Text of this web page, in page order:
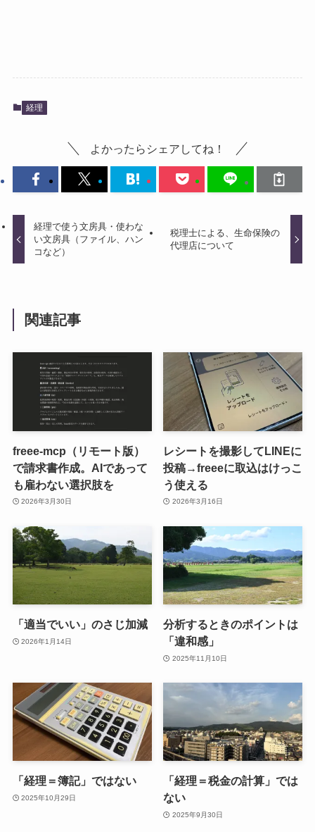
経理
よかったらシェアしてね！
経理で使う文房具・使わな
い文房具（ファイル、ハン
コなど）
税理士による、生命保険の
代理店について
関連記事
freee-mcp（リモート版）
で請求書作成。AIであって
も雇わない選択肢を
2026年3月30日
レシートを撮影してLINEに
投稿→freeeに取込はけっこ
う使える
2026年3月16日
「適当でいい」のさじ加減
2026年1月14日
分析するときのポイントは
「違和感」
2025年11月10日
「経理＝簿記」ではない
2025年10月29日
「経理＝税金の計算」では
ない
2025年9月30日